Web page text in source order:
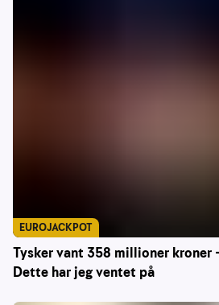
Tysker vant 358 millioner
Dette har jeg ventet på
EUROJACKPOT